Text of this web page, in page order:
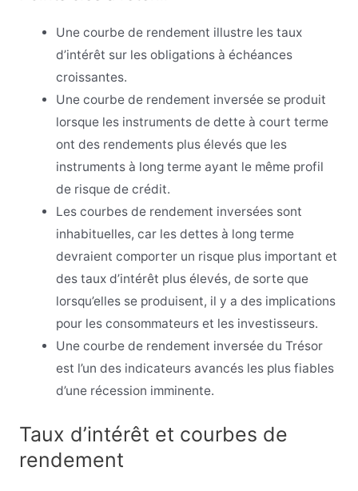
Une courbe de rendement illustre les taux
d’intérêt sur les obligations à échéances
croissantes.
Une courbe de rendement inversée se produit
lorsque les instruments de dette à court terme
ont des rendements plus élevés que les
instruments à long terme ayant le même profil
de risque de crédit.
Les courbes de rendement inversées sont
inhabituelles, car les dettes à long terme
devraient comporter un risque plus important et
des taux d’intérêt plus élevés, de sorte que
lorsqu’elles se produisent, il y a des implications
pour les consommateurs et les investisseurs.
Une courbe de rendement inversée du Trésor
est l’un des indicateurs avancés les plus fiables
d’une récession imminente.
Taux d’intérêt et courbes de
rendement